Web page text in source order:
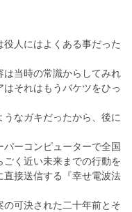
人にはよくある事だった
当時の常識からしてみれ
それはもうバケツをひっ
なガキだったから、後に
ーコンピューターで全国
く近い未来までの行動を
接送信する『幸せ電波法
可決された二十年前とそ